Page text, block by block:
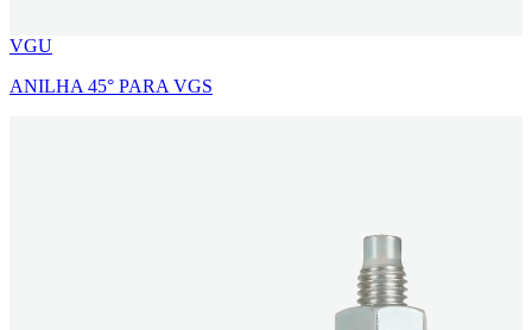
VGU
ANILHA 45° PARA VGS